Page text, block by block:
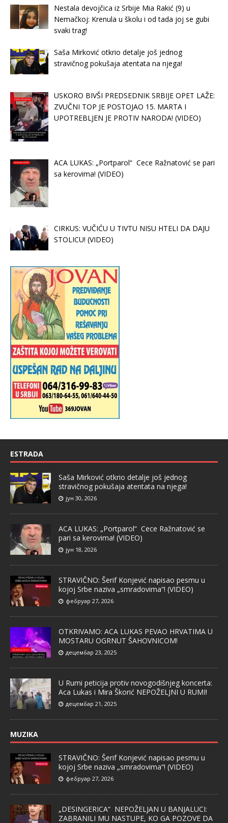
Nestala devojčica iz Srbije Mia Rakić (9) u
Nemačkoj: Krenula u školu i od tada joj se gubi
svaki trag!
Saša Mirković otkrio detalje još jednog
stravičnog pokušaja atentata na njega!
USKORO BIVŠI PREDSEDNIK SRBIJE OPET LAŽE:
ZVUČNI TOP JE POSTOJAO 15. MARTA I
UPOTREBLJEN JE PROTIV NARODA! (VIDEO)
ACA LUKAS: „Portparol“ Cece Ražnatović se pari
sa kerovima! (VIDEO)
CIRKUS: VUČIĆU U TIVTU NISU HTELI DA DAJU
STOLICU! (VIDEO)
ESTRADA
Saša Mirković otkrio detalje još jednog
stravičnog pokušaja atentata na njega!
јун 30, 2026
ACA LUKAS: „Portparol“ Cece Ražnatović se
pari sa kerovima! (VIDEO)
јун 18, 2026
STRAVIČNO: Šerif Konjević napisao pesmu u
kojoj Srbe naziva „smradovima“! (VIDEO)
фебруар 27, 2026
OTKRIVAMO: ACA LUKAS PEVAO HRVATIMA U
MOSTARU OGRNUT ŠAHOVNICOM!
децембар 23, 2025
U Rumi peticija protiv novogodišnjeg koncerta:
Aca Lukas i Mira Škorić NEPOŽELJNI U RUMI!
децембар 21, 2025
MUZIKA
STRAVIČNO: Šerif Konjević napisao pesmu u
kojoj Srbe naziva „smradovima“! (VIDEO)
фебруар 27, 2026
„DESINGERICA“ NEPOŽELJAN U BANJALUCI:
ZABRANILI MU NASTUPE, KO GA POZOVE DA